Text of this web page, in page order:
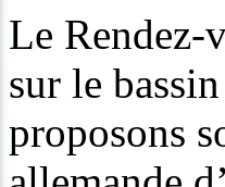
Le Rendez-
sur le
proposons